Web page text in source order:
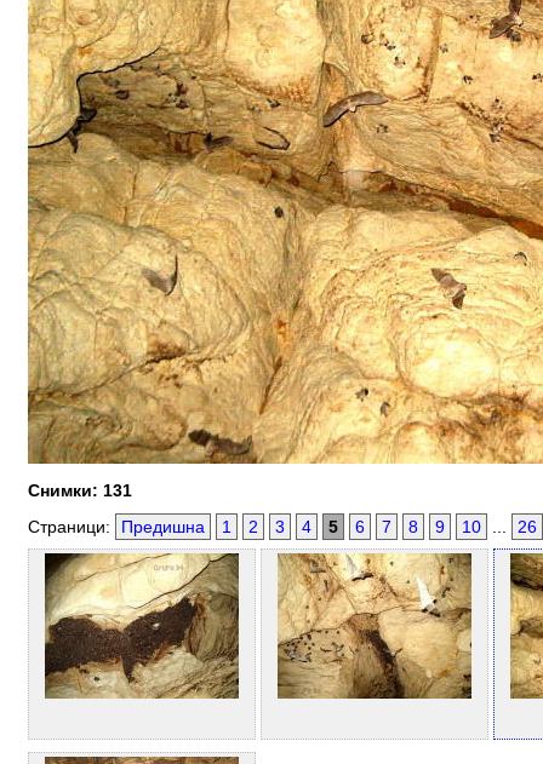
Снимки: 131
Страници:
Предишна 1 2 3 4 5 6 7 8 9 10 26